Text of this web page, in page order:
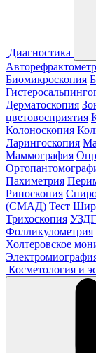
Диагностика
Биомикроскопия
Дерматоскопия
цветовосприятия
Колоноскопия
Ларингоскопия
Маммография
Пахиметрия
Риноскопия
(СМАД) Тест
Трихоскопия УЗДГ
Фолликулометрия
Холтеровское
Косметология и